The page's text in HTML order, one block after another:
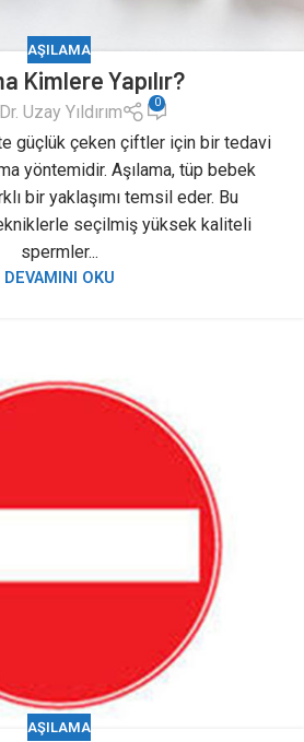
AŞILAMA
Kimlere Yapılır?
Uzay Yıldırım 0
güçlük çeken çiftler için bir tedavi
yöntemidir. Aşılama, tüp bebek
bir yaklaşımı temsil eder. Bu
seçilmiş yüksek kaliteli
spermler...
DEVAMINI OKU
AŞILAMA